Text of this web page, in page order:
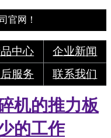
官网！
中心
企业新闻
服务 联系我们
机的推力板
的工作